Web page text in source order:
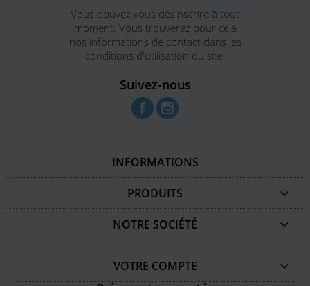
Vous pouvez vous désinscrire à tout
moment. Vous trouverez pour cela
nos informations de contact dans les
conditions d'utilisation du site.
Suivez-nous
Facebook
INFORMATIONS
PRODUITS 
NOTRE SOCIÉTÉ 
VOTRE COMPTE
